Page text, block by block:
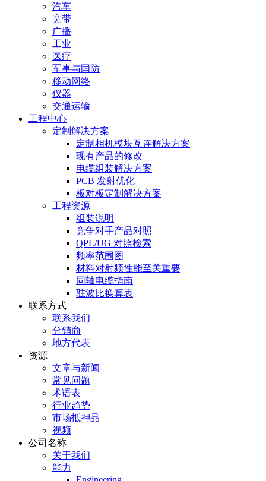
汽车
宽带
广播
工业
医疗
军事与国防
移动网络
仪器
交通运输
工程中心
定制解决方案
定制相机模块互连解决方案
现有产品的修改
电缆组装解决方案
PCB 发射优化
板对板定制解决方案
工程资源
组装说明
竞争对手产品对照
QPL/UG 对照检索
频率范围图
材料对射频性能至关重要
同轴电缆指南
驻波比换算表
联系方式
联系我们
分销商
地方代表
资源
文章与新闻
常见问题
术语表
行业趋势
市场抵押品
视频
公司名称
关于我们
能力